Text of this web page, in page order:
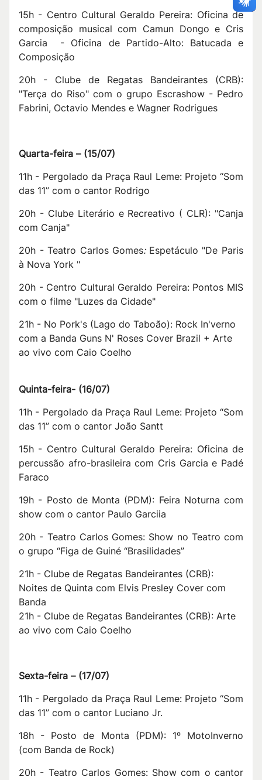
15h - Centro Cultural Geraldo Pereira: Oficina de
composição musical com Camun Dongo e Cris
Garcia - Oficina de Partido-Alto: Batucada e
Composição
20h - Clube de Regatas Bandeirantes (CRB):
"Terça do Riso" com o grupo Escrashow - Pedro
Fabrini, Octavio Mendes e Wagner Rodrigues
Quarta-feira – (15/07)
11h - Pergolado da Praça Raul Leme: Projeto “Som
das 11” com o cantor Rodrigo
20h - Clube Literário e Recreativo ( CLR): "Canja
com Canja"
20h - Teatro Carlos Gomes: Espetáculo "De Paris
à Nova York "
20h - Centro Cultural Geraldo Pereira: Pontos MIS
com o filme "Luzes da Cidade"
21h - No Pork's (Lago do Taboão): Rock In'verno
com a Banda Guns N' Roses Cover Brazil + Arte
ao vivo com Caio Coelho
Quinta-feira- (16/07)
11h - Pergolado da Praça Raul Leme: Projeto “Som
das 11” com o cantor João Santt
15h - Centro Cultural Geraldo Pereira: Oficina de
percussão afro-brasileira com Cris Garcia e Padé
Faraco
19h - Posto de Monta (PDM): Feira Noturna com
show com o cantor Paulo Garciia
20h - Teatro Carlos Gomes: Show no Teatro com
o grupo “Figa de Guiné “Brasilidades”
21h - Clube de Regatas Bandeirantes (CRB):
Noites de Quinta com Elvis Presley Cover com
Banda
21h - Clube de Regatas Bandeirantes (CRB): Arte
ao vivo com Caio Coelho
Sexta-feira – (17/07)
11h - Pergolado da Praça Raul Leme: Projeto “Som
das 11” com o cantor Luciano Jr.
18h - Posto de Monta (PDM): 1º MotoInverno
(com Banda de Rock)
20h - Teatro Carlos Gomes: Show com o cantor